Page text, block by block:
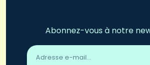
Abonnez-vous à notre
Adresse
email